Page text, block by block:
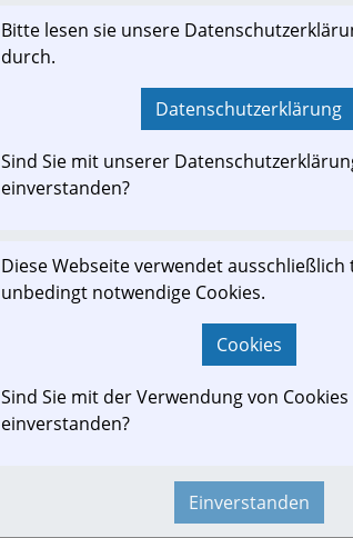
Niederbarnimer
[Informationsverbund, Newslink]
Hier finden Sie
Sie jetzt „Heidekrautbahn
Klicken Sie hier um auf den
zeit.de zu gelangen.
(Neuer Tab wird geöffnet)
Bitte lesen sie unsere
durch.
Datenschutzerklärung
Sind Sie mit unserer
einverstanden?
Diese Webseite verwendet ausschließlich
unbedingt notwendige Cookies.
Cookies
Sind Sie mit der Verwendung von Cookies
einverstanden?
Einverstanden